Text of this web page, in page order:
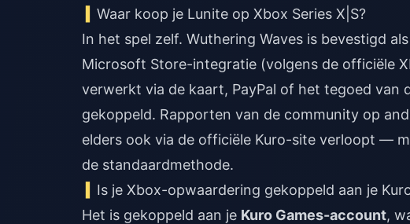
Waar koop je Lunite op Xbox Series X|S?
In het spel zelf. Wuthering Waves is bevestigd
Microsoft Store-integratie (volgens de officiële
verwerkt via de kaart, PayPal of het tegoed van
gekoppeld. Rapporten van de community op
elders ook via de officiële Kuro-site verloopt —
de standaardmethode.
Is je Xbox-opwaardering gekoppeld aan je
Het is gekoppeld aan je Kuro Games-account,